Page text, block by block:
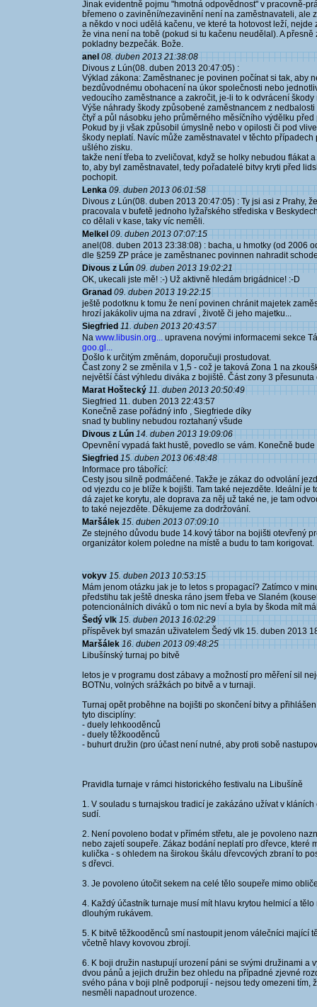
Jinak evidentně pojmu "hmotná odpovědnost" v pracovně-
břemeno o zavinění/nezavinění není na zaměstnavateli, ale
a někdo v noci udělá kačenu, ve které ta hotovost leží,
že vina není na tobě (pokud si tu kačenu neudělal). A
pokladny bezpečák. Bože.
anel 08. duben 2013 21:38:08
Divous z Lún(08. duben 2013 20:47:05) :
Výklad zákona: Zaměstnanec je povinen počínat si tak, aby
bezdůvodnému obohacení na úkor společnosti nebo
vedoucího zaměstnance a zakročit, je-li to k odvrácení
Výše náhrady škody způsobené zaměstnancem z
čtyř a půl násobku jeho průměrného měsíčního výdělku
Pokud by ji však způsobil úmyslně nebo v opilosti či pod
škody neplatí. Navíc může zaměstnavatel v těchto
ušlého zisku.
takže není třeba to zveličovat, když se holky nebudou flákat
to, aby byl zaměstnavatel, tedy pořadatelé bitvy kryti před
pochopit.
Lenka 09. duben 2013 06:01:58
Divous z Lún(08. duben 2013 20:47:05) : Ty jsi asi z Prahy,
pracovala v bufetě jednoho lyžařského střediska v
co dělali v kase, taky víc neměli.
Melkel 09. duben 2013 07:07:15
anel(08. duben 2013 23:38:08) : bacha, u hmotky (od 2006
dle §259 ZP práce je zaměstnanec povinnen nahradit
Divous z Lún 09. duben 2013 19:02:21
OK, ukecali jste mě! :-) Už aktivně hledám brigádnice! :-D
Granad 09. duben 2013 19:22:15
ještě podotknu k tomu že není povinen chránit majetek
hrozí jakákoliv ujma na zdraví , životě či jeho majetku...
Siegfried 11. duben 2013 20:43:57
Na www.libusin.org... upravena novými informacemi sekce
goo.gl...
Došlo k určitým změnám, doporučuji prostudovat.
Čast zony 2 se změnila v 1,5 - což je taková Zona 1 na
největší část výhledu diváka z bojiště. Část zony 3
Marat Hoštecký 11. duben 2013 20:50:49
Siegfried 11. duben 2013 22:43:57
Konečně zase pořádný info , Siegfriede díky
snad ty bubliny nebudou roztahaný všude
Divous z Lún 14. duben 2013 19:09:06
Opevnění vypadá fakt hustě, povedlo se vám. Konečně
Siegfried 15. duben 2013 06:48:48
Informace pro tábořící:
Cesty jsou silně podmáčené. Takže je zákaz do odvolání
od vjezdu co je blíže k bojišti. Tam také nejezděte. Ideální je
dá zajet ke korytu, ale doprava za něj už také ne, je tam
to také nejezděte. Děkujeme za dodržování.
Maršálek 15. duben 2013 07:09:10
Ze stejného důvodu bude 14.kový tábor na bojišti otevřený
organizátor kolem poledne na místě a budu to tam korigovat.
vokyv 15. duben 2013 10:53:15
Mám jenom otázku jak je to letos s propagací? Zatímco v
předstihu tak ještě dneska ráno jsem třeba ve Slaném
potencionálních diváků o tom nic neví a byla by škoda mít
Šedý vlk 15. duben 2013 16:02:29
příspěvek byl smazán uživatelem Šedý vlk 15. duben 2013
Maršálek 16. duben 2013 09:48:25
Libušínský turnaj po bitvě
letos je v programu dost zábavy a možností pro měření sil
BOTNu, volných srážkách po bitvě a v turnaji.
Turnaj opět proběhne na bojišti po skončení bitvy a
tyto disciplíny:
- duely lehkooděnců
- duely těžkooděnců
- buhurt družin (pro účast není nutné, aby proti sobě
Pravidla turnaje v rámci historického festivalu na Libušíně
1. V souladu s turnajskou tradicí je zakázáno užívat v
sudí.
2. Není povoleno bodat v přímém střetu, ale je povoleno
nebo zajetí soupeře. Zákaz bodání neplatí pro dřevce, které
kulička - s ohledem na širokou škálu dřevcových zbraní to
s dřevci.
3. Je povoleno útočit sekem na celé tělo soupeře mimo
4. Každý účastník turnaje musí mít hlavu krytou helmicí a
dlouhým rukávem.
5. K bitvě těžkooděnců smí nastoupit jenom válečníci mající
včetně hlavy kovovou zbrojí.
6. K boji družin nastupují urození páni se svými družinami a
dvou pánů a jejich družin bez ohledu na případné zjevné
svého pána v boji plně podporují - nejsou tedy omezeni tím,
nesměli napadnout urozence.